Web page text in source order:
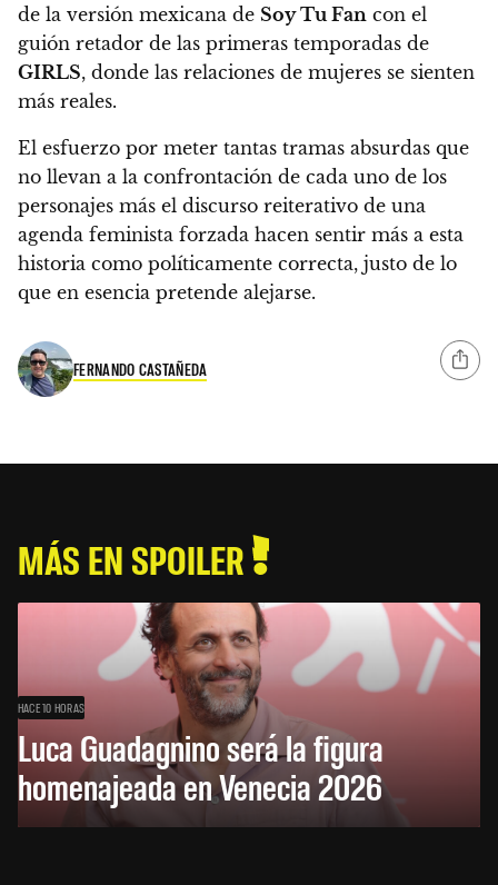
de la versión mexicana de Soy Tu Fan con el
guión retador de las primeras temporadas de
GIRLS, donde las relaciones de mujeres se sienten
más reales.
El esfuerzo por meter tantas tramas absurdas que
no llevan a la confrontación de cada uno de los
personajes más el discurso reiterativo de una
agenda feminista forzada hacen sentir más a esta
historia como políticamente correcta, justo de lo
que en esencia pretende alejarse.
FERNANDO CASTAÑEDA
MÁS EN SPOILER
HACE 10 HORAS
Luca Guadagnino será la figura
homenajeada en Venecia 2026